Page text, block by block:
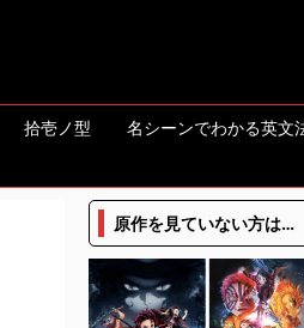
拾壱ノ型
名シーンでわかる英文
原作を見ていない方は…